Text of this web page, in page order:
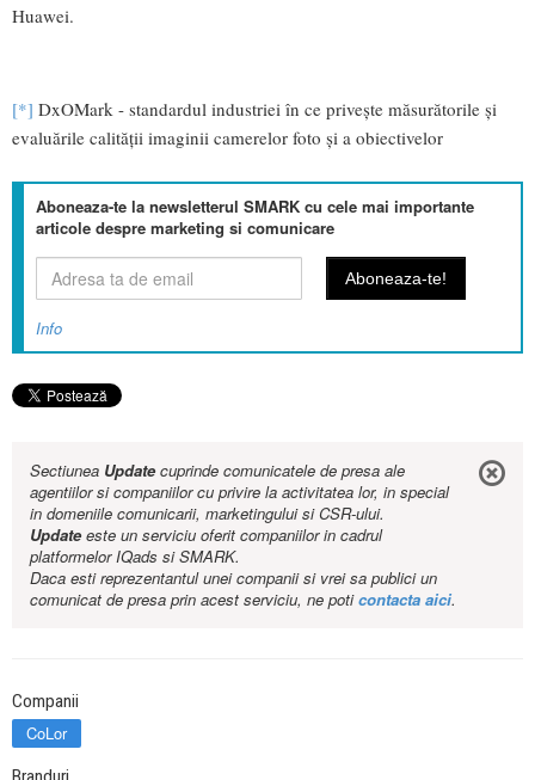
Huawei.
[*] DxOMark - standardul industriei în ce privește măsurătorile și
evaluările calității imaginii camerelor foto și a obiectivelor
Aboneaza-te la newsletterul SMARK cu cele mai importante
articole despre marketing si comunicare
Info
Sectiunea Updatecuprinde comunicatele de presa ale
agentiilor si companiilor cu privire la activitatea lor, in special
in domeniile comunicarii, marketingului si CSR-ului.
Updateeste un serviciu oferit companiilor in cadrul
platformelor IQads si SMARK.
Daca esti reprezentantul unei companii si vrei sa publici un
comunicat de presa prin acest serviciu, ne poticontacta aici.
Companii
CoLor